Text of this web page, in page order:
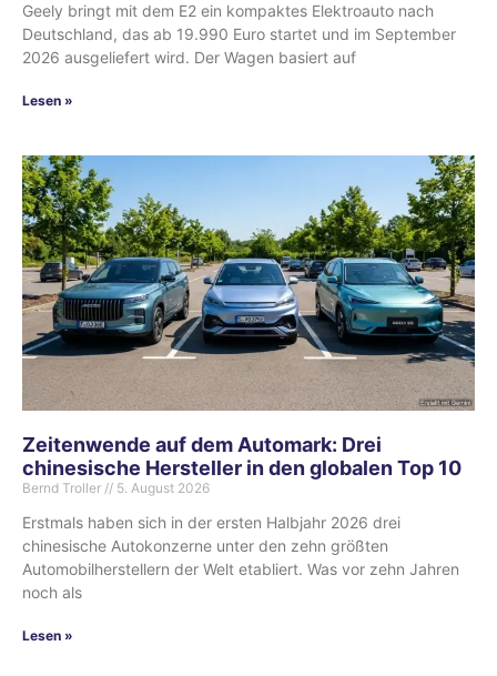
Geely bringt mit dem E2 ein kompaktes Elektroauto nach
Deutschland, das ab 19.990 Euro startet und im September
2026 ausgeliefert wird. Der Wagen basiert auf
Lesen »
Zeitenwende auf dem Automark: Drei
chinesische Hersteller in den globalen Top 10
Bernd Troller 5. August 2026
Erstmals haben sich in der ersten Halbjahr 2026 drei
chinesische Autokonzerne unter den zehn größten
Automobilherstellern der Welt etabliert. Was vor zehn Jahren
noch als
Lesen »